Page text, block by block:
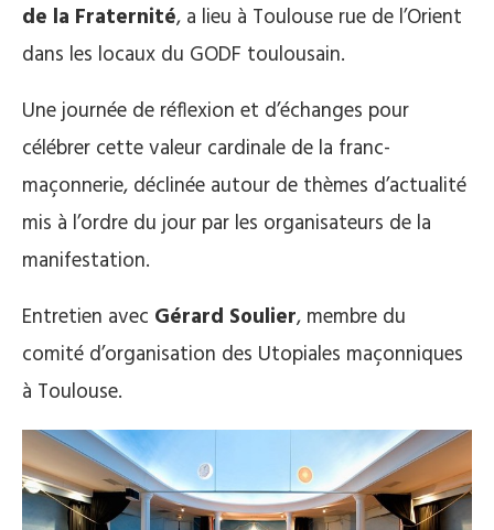
de la Fraternité, a lieu à Toulouse rue de l’Orient
dans les locaux du GODF toulousain.
Une journée de réflexion et d’échanges pour
célébrer cette valeur cardinale de la franc-
maçonnerie, déclinée autour de thèmes d’actualité
mis à l’ordre du jour par les organisateurs de la
manifestation.
Entretien avec Gérard Soulier, membre du
comité d’organisation des Utopiales maçonniques
à Toulouse.